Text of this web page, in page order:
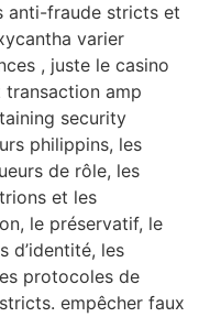
anti-fraude stricts et
varier
, juste le casino
amp
security
philippins, les
de rôle, les
et les
le préservatif, le
d’identité, les
protocoles de
empêcher faux